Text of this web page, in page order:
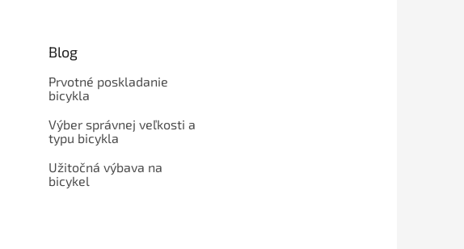
Blog
Prvotné poskladanie
bicykla
Výber správnej veľkosti a
typu bicykla
Užitočná výbava na
bicykel